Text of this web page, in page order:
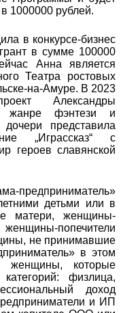
1000000 рублей.
в конкурсе-бизнес
в сумме 100000
Анна является
Театра ростовых
на-Амуре. В 2023
Александры
жанре фэнтези и
представила
„Играссказ“ с
героев славянской
предприниматель»
детьми или в
матери, женщины-
попечители
не принимавшие
в этом
женщины, которые
физлица,
доход
и ИП